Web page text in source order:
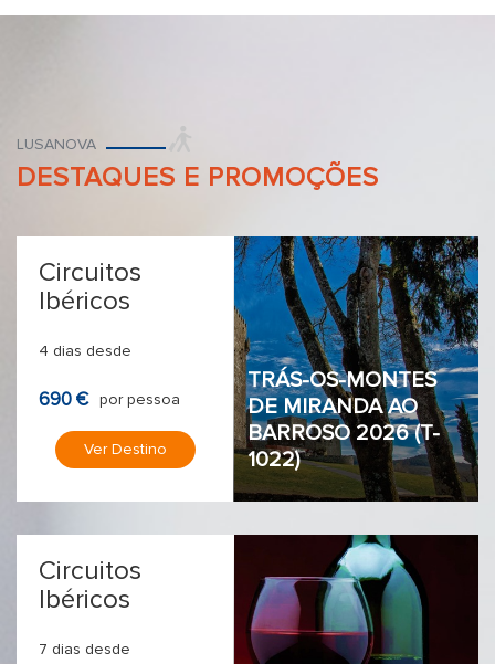
LUSANOVA
DESTAQUES E PROMOÇÕES
TRÁS-OS-MONTES
DE MIRANDA AO
BARROSO 2026 (T-
1022)
Circuitos
Ibéricos
4 dias desde
690 € por pessoa
Ver Destino
Circuitos
Ibéricos
7 dias desde